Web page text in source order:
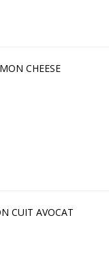
CHEESE
CUIT AVOCAT